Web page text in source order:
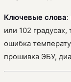
Ключевые слова:
или 102
ошибка
прошивка ЭБУ,